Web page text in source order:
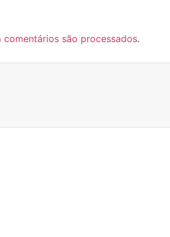
comentários são processados.